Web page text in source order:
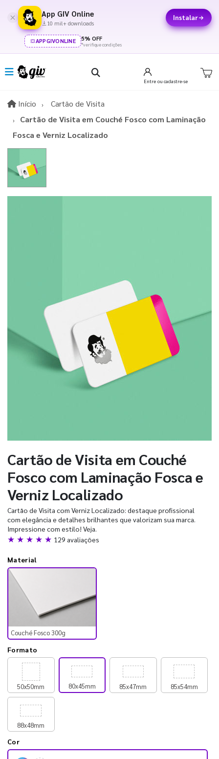
App GIV Online
10 mil+ downloads
Instalar
APPGIVONLINE 5% OFF
*verifique condições
Entre ou cadastre-se
Início InícioCartão de Visita
Cartão de Visita em Couché Fosco com Laminação
Fosca e Verniz Localizado
Cartão de Visita em Couché
Fosco com Laminação Fosca e
Verniz Localizado
Cartão de Visita com Verniz Localizado: destaque profissional
com elegância e detalhes brilhantes que valorizam sua marca.
Impressione com estilo! Veja.
★ ★ ★ ★ ★ 129 avaliações
Material
Couché Fosco 300g
Formato
50x50mm 80x45mm 85x47mm 85x54mm
88x48mm
Cor